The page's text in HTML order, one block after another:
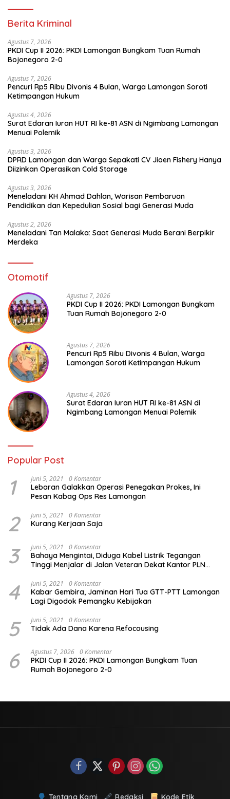
Berita Kriminal
Agustus 7, 2026
PKDI Cup II 2026: PKDI Lamongan Bungkam Tuan Rumah
Bojonegoro 2-0
Agustus 7, 2026
Pencuri Rp5 Ribu Divonis 4 Bulan, Warga Lamongan Soroti
Ketimpangan Hukum
Agustus 4, 2026
Surat Edaran Iuran HUT RI ke-81 ASN di Ngimbang Lamongan
Menuai Polemik
Agustus 3, 2026
DPRD Lamongan dan Warga Sepakati CV Jioen Fishery Hanya
Diizinkan Operasikan Cold Storage
Agustus 3, 2026
Meneladani KH Ahmad Dahlan, Warisan Pembaruan
Pendidikan dan Kepedulian Sosial bagi Generasi Muda
Agustus 2, 2026
Meneladani Tan Malaka: Saat Generasi Muda Berani Berpikir
Merdeka
Otomotif
Agustus 7, 2026
PKDI Cup II 2026: PKDI Lamongan Bungkam
Tuan Rumah Bojonegoro 2-0
Agustus 7, 2026
Pencuri Rp5 Ribu Divonis 4 Bulan, Warga
Lamongan Soroti Ketimpangan Hukum
Agustus 4, 2026
Surat Edaran Iuran HUT RI ke-81 ASN di
Ngimbang Lamongan Menuai Polemik
Popular Post
1 Juni 5, 2021 0 Komentar
Lebaran Galakkan Operasi Penegakan Prokes, Ini
Pesan Kabag Ops Res Lamongan
2 Juni 5, 2021 0 Komentar
Kurang Kerjaan Saja
3 Juni 5, 2021 0 Komentar
Bahaya Mengintai, Diduga Kabel Listrik Tegangan
Tinggi Menjalar di Jalan Veteran Dekat Kantor PLN
4 Juni 5, 2021 0 Komentar
Kabar Gembira, Jaminan Hari Tua GTT-PTT Lamongan
Lagi Digodok Pemangku Kebijakan
5 Juni 5, 2021 0 Komentar
Tidak Ada Dana Karena Refocousing
6 Agustus 7, 2026 0 Komentar
PKDI Cup II 2026: PKDI Lamongan Bungkam Tuan
Rumah Bojonegoro 2-0
Tentang Kami Redaksi Kode Etik